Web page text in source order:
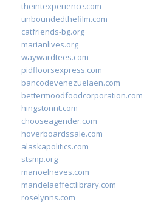
theintexperience.com
unboundedthefilm.com
catfriends-bg.org
marianlives.org
waywardtees.com
pidfloorsexpress.com
bancodevenezuelaen.com
bettermoodfoodcorporation.com
hingstonnt.com
chooseagender.com
hoverboardssale.com
alaskapolitics.com
stsmp.org
manoelneves.com
mandelaeffectlibrary.com
roselynns.com